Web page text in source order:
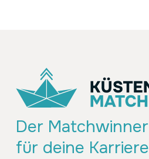
Der Matchwinner
für deine Karriere